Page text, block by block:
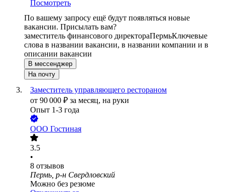
Посмотреть
По вашему запросу ещё будут появляться новые
вакансии. Присылать вам?
заместитель финансового директораПермьКлючевые
слова в названии вакансии, в названии компании и в
описании вакансии
В мессенджер
На почту
Заместитель управляющего рестораном
от 90 000 ₽ за месяц, на руки
Опыт 1-3 года
ООО Гостиная
3.5
•
8 отзывов
Пермь, р-н Свердловский
Можно без резюме